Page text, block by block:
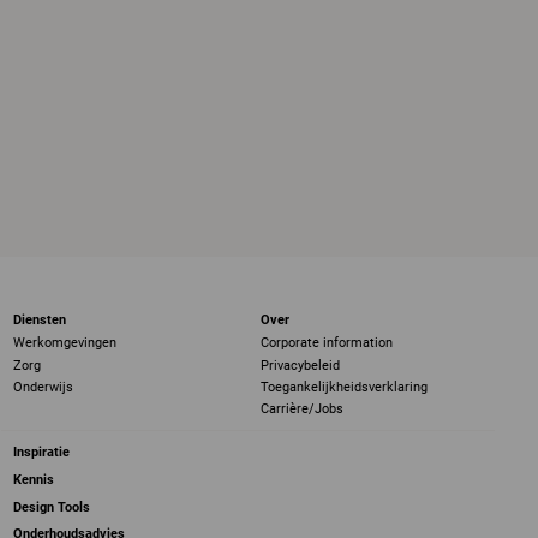
Diensten
Werkomgevingen
Zorg
Onderwijs
Over
Corporate information
Privacybeleid
Toegankelijkheidsverklaring
Carrière/Jobs
Inspiratie
Kennis
Design Tools
Onderhoudsadvies